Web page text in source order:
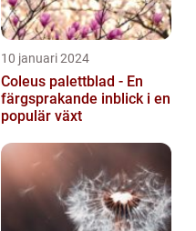
10 januari 2024
Coleus palettblad - En
färgsprakande inblick i en
populär växt